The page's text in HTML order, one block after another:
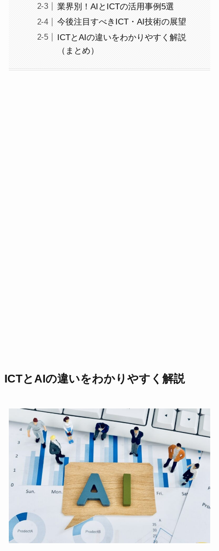
業界別！AIとICTの活用事例5選
今後注目すべきICT・AI技術の展望
ICTとAIの違いをわかりやすく解説
（まとめ）
ICTとAIの違いをわかりやすく解説